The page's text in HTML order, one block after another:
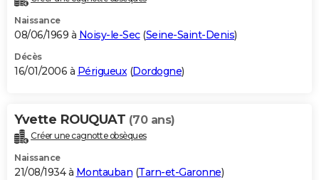
Naissance
08/06/1969 à Noisy-le-Sec(Seine-Saint-Denis)
Décès
16/01/2006 à Périgueux(Dordogne)
Yvette ROUQUAT (70 ans)
Créer une cagnotte obsèques
Naissance
21/08/1934 à Montauban (Tarn-et-Garonne)